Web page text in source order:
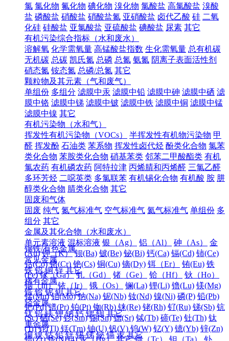
氯 氯化物 氟化物 碘化物 溴化物 氯酸盐 高氯酸盐 溴酸
盐 磷酸盐 硝酸盐 硝酸盐氮 亚硝酸盐 卤代乙酸 硅 二氧
化硅 硅酸盐 亚氯酸盐 亚硫酸盐 碘酸盐 尿素 其它
有机污染综合指标（水和废水）
溶解氧 化学需氧量 高锰酸盐指数 生化需氧量 总有机碳
无机碳 总碳 凯氏氮 总磷 总氮 氨氮 阴离子表面活性剂
硝态氮 铵态氮 总磷/总氮 其它
颗粒物及其元素（气和废气）
单组份 多组分 滤膜中汞 滤膜中铅 滤膜中砷 滤膜中硒 滤
膜中铬 滤膜中锑 滤膜中铍 滤膜中铁 滤膜中铜 滤膜中锰
滤膜中镍 其它
有机污染物（水和气）
挥发性有机污染物（VOCs）
半挥发性有机物污染物 甲
醛 挥发酚 石油类 苯系物 挥发性卤代烃 酚类化合物 氯苯
类化合物 苯胺类化合物 硝基苯类 邻苯二甲酸酯类 有机
氯农药 有机磷农药 阿特拉津 丙烯腈和丙烯醛 三氯乙醛
多环芳烃 二噁英类 多氯联苯 有机锡化合物 有机酸 胺 肼
醇类化合物 腈类化合物 其它
固废和气体
固废 纯气 氮气标准气 空气标准气 氦气标准气 单组份 多
组分 其它
金属及其化合物（水和废水）
单元素溶液 混标溶液 银（Ag） 铝（Al） 砷（As）
金
(Au) 钾（K） 钡(Ba) 铍(Be) 铋(Bi) 钙(Ca) 镉(Cd) 铈(Ce)
钴(Co) 铬(Cr) 铯(Cs) 铜(Cu) 镝(Dy) 铒（Er） 铕(Eu) 铁
(Fe) 镓（Ga） 钆（Gd） 锗（Ge） 铪（Hf）
钬（Ho）
铟（In） 铱（Ir） 锇（Os） 镧(La) 锂(Li) 镥(Lu) 镁(Mg)
锰(Mn) 钼(Mo) 钠(Na) 铌(Nb) 钕(Nd) 镍(Ni) 磷(P) 铅(Pb)
钯(Pd) 镨(Pr) 铂(Pt) 铷(Rb) 铼(Re) 铑(Rh) 钌(Ru) 锑(Sb) 钪
(Sc) 硒(Se) 钐(Sm) 锡(Sn) 锶(Sr) 铽(Tb) 碲(Te) 钍(Th) 钛
(Ti) 铊(Tl) 铥(Tm) 铀(U) 钒(V) 钨(W) 钇(Y) 镱(Yb) 锌(Zn)
锆(Zr) 铵(NH4) 汞（Hg） 其它 锝（Tc） 钽（Ta）
钋
钢铁/有色金属
常见金属
铁 铝 铜 锌 其它
稀有金属
锆 铪 铌 钽 其它
轻金属
钛 铝 镁 钾 钠 钙 锶 钡 其它
重金属
铜 镍 钴 铅 锌 锡 锑 铋 镉 汞 其它